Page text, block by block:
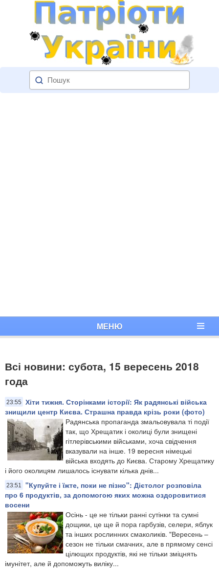
МЕНЮ
Всі новини: субота, 15 вересень 2018
года
23:55
Хіти тижня. Сторінками історії: Як радянські війська
знищили центр Києва. Страшна правда крізь роки (фото)
Радянська пропаганда змальовувала ті події
так, що Хрещатик і околиці були знищені
гітлерівськими військами, хоча свідчення
вказували на інше. 19 вересня німецькі
війська входять до Києва. Старому Хрещатику
і його околицям лишалось існувати кілька днів...
23:51
"Купуйте і їжте, поки не пізно": Дієтолог розповіла
про 6 продуктів, за допомогою яких можна оздоровитися
восени
Осінь - це не тільки ранні сутінки та сумні
дощики, це ще й пора гарбузів, селери, яблук
та інших рослинних смаколиків. "Вересень –
сезон не тільки смачних, але в прямому сенсі
цілющих продуктів, які не тільки зміцнять
імунітет, але й допоможуть виліку...